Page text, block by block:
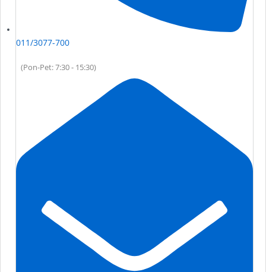
011/3077-700
(Pon-Pet: 7:30 - 15:30)